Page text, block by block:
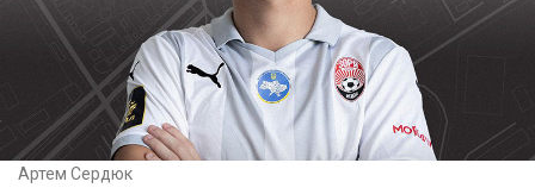
Артем Сердюк